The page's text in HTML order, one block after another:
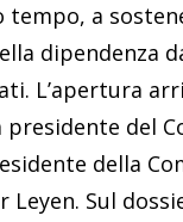
tempo, a
dipendenza
L’apertura
presidente del
della
Leyen. Sul